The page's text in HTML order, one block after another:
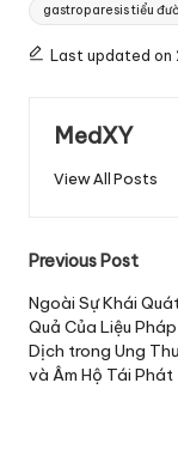
gastroparesis tiểu
Last updated on
MedXY
View All Posts
Post
Previous Post
Ngoài Sự Khái
Quả Của Liệu
Dịch trong Ung
và Âm Hộ Tái Phát